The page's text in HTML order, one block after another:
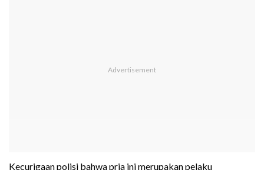
Kecurigaan polisi bahwa pria ini merupakan pelaku